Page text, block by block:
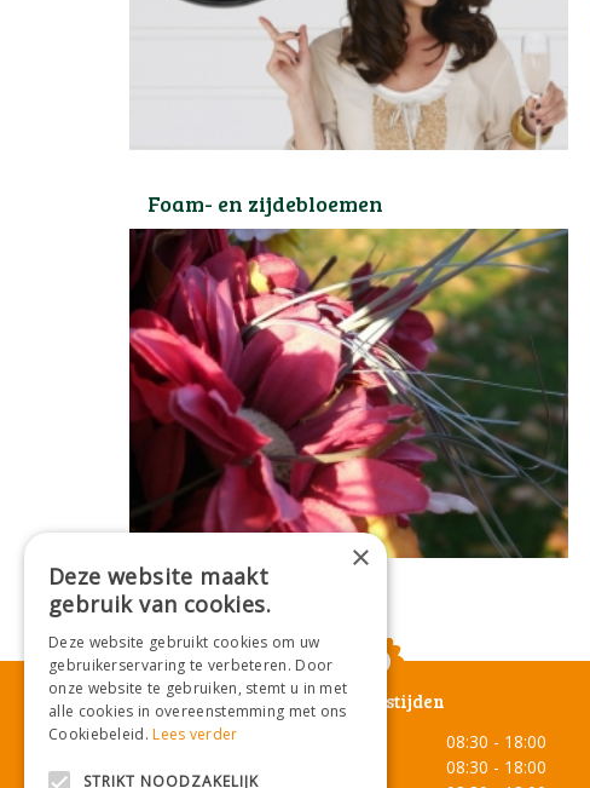
Foam- en zijdebloemen
Openingstijden
Maandag
08:30 - 18:00
08:30 - 18:00
×
Deze website maakt
gebruik van cookies.
Deze website gebruikt cookies om uw
gebruikerservaring te verbeteren. Door
onze website te gebruiken, stemt u in met
alle cookies in overeenstemming met ons
Cookiebeleid.Lees verder
STRIKT NOODZAKELIJK